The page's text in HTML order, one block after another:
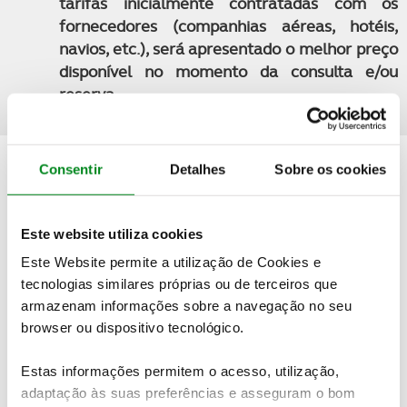
Consentir Detalhes Sobre os cookies
Este website utiliza cookies
Este Website permite a utilização de Cookies e
tecnologias similares próprias ou de terceiros que
armazenam informações sobre a navegação no seu
browser ou dispositivo tecnológico.
Estas informações permitem o acesso, utilização,
adaptação às suas preferências e asseguram o bom
fornecedores (companhias aéreas, hotéis,
navios, etc.), será apresentado o melhor preço
disponível no momento da consulta e/ou
reserva
Quer saber mais detalhes sobre esta viagem?
PEDIDO DE INFORMAÇÕES
Não encontrou o seu destino nas nossas ofertas online?
Temos mais viagens e experiências à sua espera.